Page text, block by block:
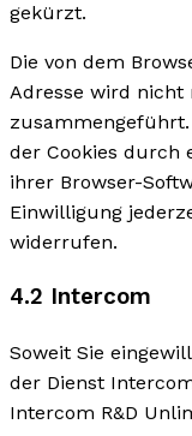
gekürzt.
Die von dem
Adresse wird nicht
der Cookies durch
ihrer Browser-
Einwilligung
widerrufen.
4.2 Intercom
Soweit Sie
der Dienst
Intercom R&D